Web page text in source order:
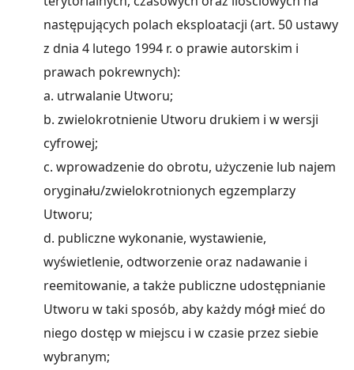
następujących polach eksploatacji (art. 50 ustawy
z dnia 4 lutego 1994 r. o prawie autorskim i
prawach pokrewnych):
a. utrwalanie Utworu;
b. zwielokrotnienie Utworu drukiem i w wersji
cyfrowej;
c. wprowadzenie do obrotu, użyczenie lub najem
oryginału/zwielokrotnionych egzemplarzy
Utworu;
d. publiczne wykonanie, wystawienie,
wyświetlenie, odtworzenie oraz nadawanie i
reemitowanie, a także publiczne udostępnianie
Utworu w taki sposób, aby każdy mógł mieć do
niego dostęp w miejscu i w czasie przez siebie
wybranym;